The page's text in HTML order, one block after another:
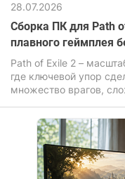
28.07.2026
Сборка ПК для Path
плавного геймплея
Path of Exile 2 –
где ключевой упор
множество врагов,